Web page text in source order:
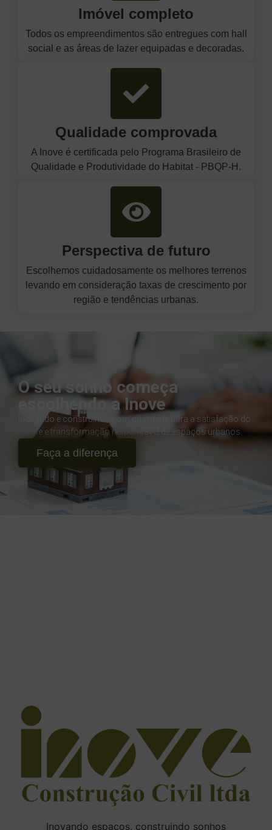
Imóvel completo
Todos os empreendimentos são entregues com hall
social e as áreas de lazer equipadas e decoradas.
Qualidade comprovada
A Inove é certificada pelo Programa Brasileiro de
Qualidade e Produtividade do Habitat - PBQP-H.
Perspectiva de futuro
Escolhemos cuidadosamente os melhores terrenos
levando em consideração taxas de crescimento por
região e tendências urbanas.
O seu sonho começa
escolhendo a Inove
Inovando e construindo com qualidade para a satisfação do
cliente e transformação responsável de espaços urbanos.
Faça a diferença
Inovando espaços, construindo sonhos